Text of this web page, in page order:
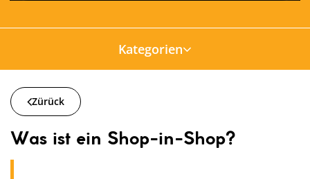
Kategorien
Zürück
Was ist ein Shop-in-Shop?